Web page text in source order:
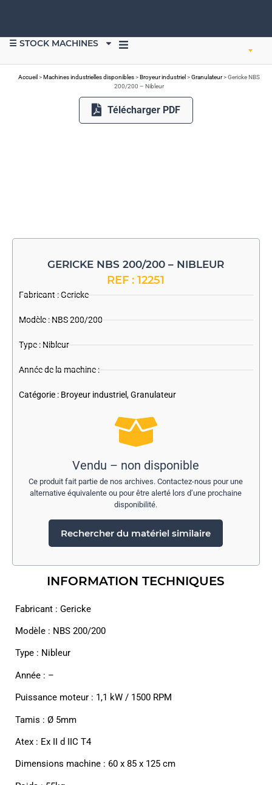
☰ STOCK MACHINES
Accueil >Machines industrielles disponibles>Broyeur industriel >Granulateur>Gericke NBS
200/200 – Nibleur
Télécharger PDF
GERICKE NBS 200/200 – NIBLEUR
REF : 12251
Fabricant :Gericke
Modèle : NBS 200/200
Type : Nibleur
Année de la machine : -
Catégorie : Broyeur industriel,Granulateur
Vendu – non disponible
Ce produit fait partie de nos archives. Contactez-nous pour une
alternative équivalente ou pour être alerté lors d’une prochaine
disponibilité.
Rechercher du matériel similaire
INFORMATION TECHNIQUES
Fabricant : Gericke
Modèle : NBS 200/200
Type : Nibleur
Année : –
Puissance moteur : 1,1 kW / 1500 RPM
Tamis : Ø 5mm
Atex : Ex II d IIC T4
Dimensions machine : 60 x 85 x 125 cm